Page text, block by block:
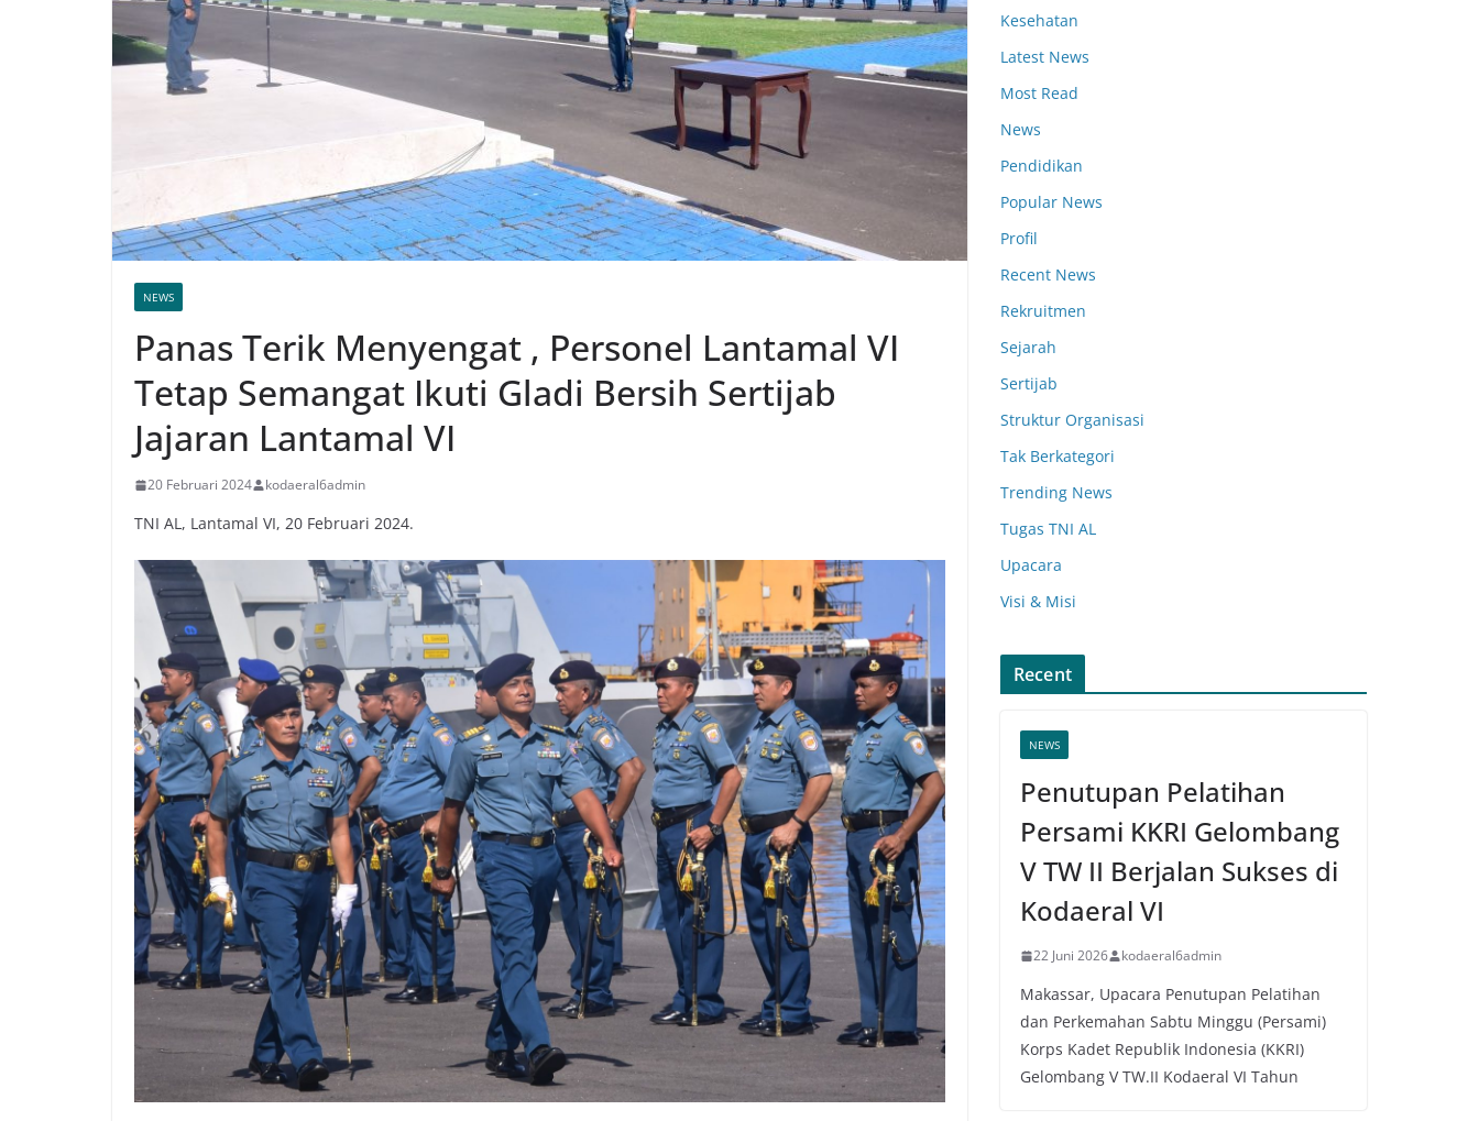
NEWS
Panas Terik Menyengat , Personel Lantamal VI
Tetap Semangat Ikuti Gladi Bersih Sertijab
Jajaran Lantamal VI
20 Februari 2024 kodaeral6admin
TNI AL, Lantamal VI, 20 Februari 2024.
Kesehatan
Latest News
Most Read
News
Pendidikan
Popular News
Profil
Recent News
Rekruitmen
Sejarah
Sertijab
Struktur Organisasi
Tak Berkategori
Trending News
Tugas TNI AL
Upacara
Visi & Misi
Recent
NEWS
Penutupan Pelatihan
Persami KKRI Gelombang
V TW II Berjalan Sukses di
Kodaeral VI
22 Juni 2026 kodaeral6admin
Makassar, Upacara Penutupan Pelatihan
dan Perkemahan Sabtu Minggu (Persami)
Korps Kadet Republik Indonesia (KKRI)
Gelombang V TW.II Kodaeral VI Tahun